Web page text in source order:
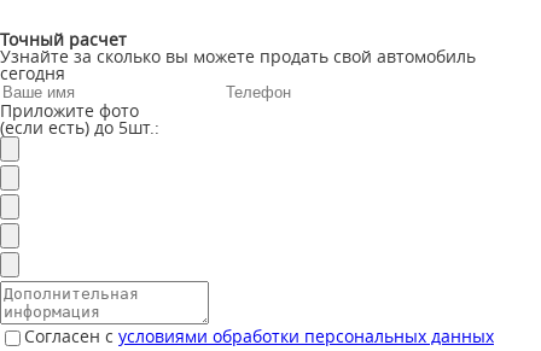
Точный расчет
Узнайте за сколько вы можете продать свой автомобиль
сегодня
Приложите фото
(если есть) до 5шт.:
Согласен с условиями обработки персональных данных